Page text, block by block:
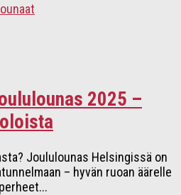
2025 –
Joululounas Helsingissä on
– hyvän ruoan äärelle